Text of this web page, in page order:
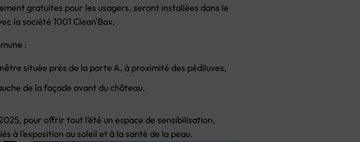
gratuites pour les usagers, seront installées dans le
la société 1001 Clean'Box.
:
située près de la porte A, à proximité des pédiluves,
de la façade avant du château.
pour offrir tout l’été un espace de sensibilisation,
à l’exposition au soleil et à la santé de la peau.